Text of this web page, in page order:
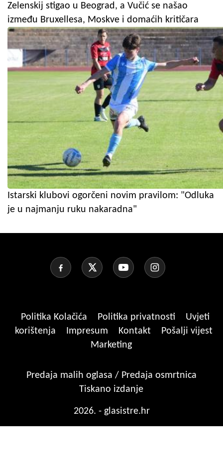
Zelenskij stigao u Beograd, a Vučić se našao
između Bruxellesa, Moskve i domaćih kritičara
Istarski klubovi ogorčeni novim pravilom: "Odluka
je u najmanju ruku nakaradna"
Politika Kolačića Politika privatnosti
Uvjeti
korištenja
Impresum Kontakt
Pošalji vijest
Marketing
Predaja malih oglasa / Predaja osmrtnica
Tiskano izdanje
2026. - glasistre.hr